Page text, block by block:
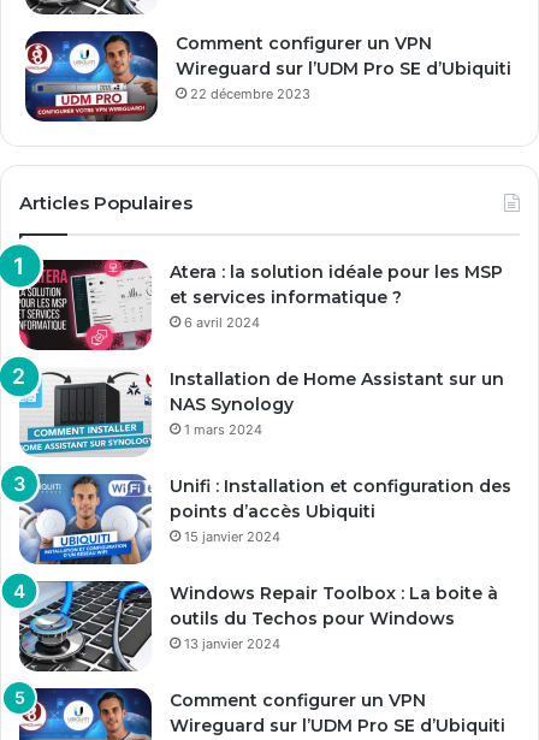
Comment configurer un VPN
Wireguard sur l’UDM Pro SE d’Ubiquiti
22 décembre 2023
Articles Populaires
Atera : la solution idéale pour les MSP
et services informatique ?
6 avril 2024
Installation de Home Assistant sur un
NAS Synology
1 mars 2024
Unifi : Installation et configuration des
points d’accès Ubiquiti
15 janvier 2024
Windows Repair Toolbox : La boite à
outils du Techos pour Windows
13 janvier 2024
Comment configurer un VPN
Wireguard sur l’UDM Pro SE d’Ubiquiti